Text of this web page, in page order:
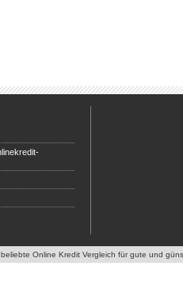
Online Kredit Vergleich für gute und